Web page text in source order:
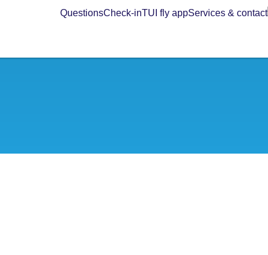
QuestionsCheck-inTUI fly appServices & contact